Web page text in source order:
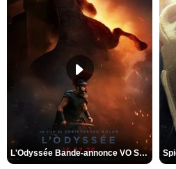
L'Odyssée Bande-annonce VO STFR